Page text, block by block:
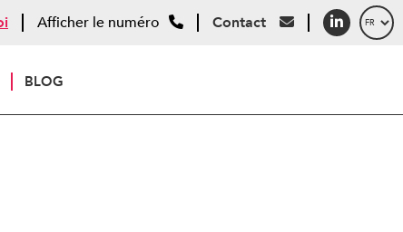
BLOG
Afficher le numéro Contact